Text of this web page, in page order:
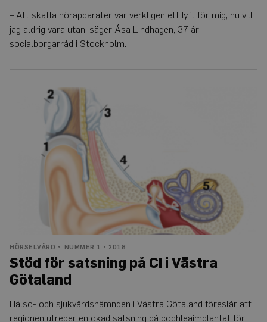
– Att skaffa hörapparater var verkligen ett lyft för mig, nu vill
jag aldrig vara utan, säger Åsa Lindhagen, 37 år,
socialborgarråd i Stockholm.
Götaland
HÖRSELVÅRD NUMMER 1 • 2018
Stöd för satsning på CI i Västra
Götaland
Hälso- och sjukvårdsnämnden i Västra Götaland föreslår att
regionen utreder en ökad satsning på cochleaimplantat för